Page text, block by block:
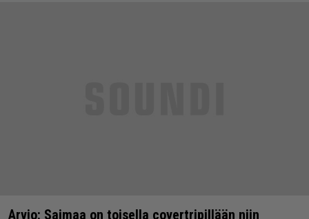
Arvio: Saimaa on toisella covertripillään niin